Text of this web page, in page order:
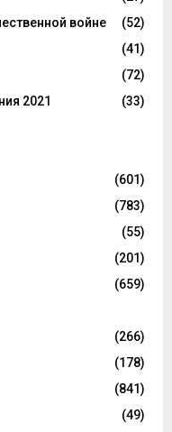
войне
(52)
(41)
(72)
2021
(33)
(601)
(783)
(55)
(201)
(659)
(266)
(178)
(841)
(49)